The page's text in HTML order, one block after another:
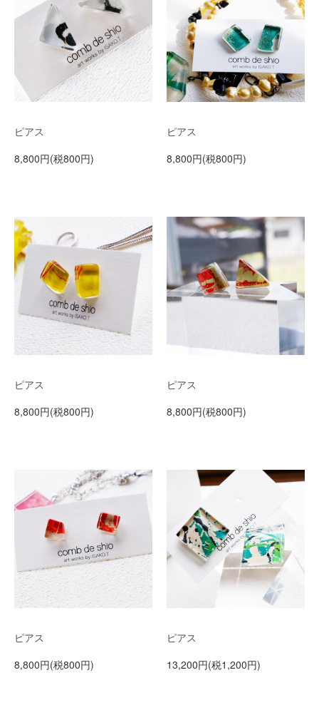
ピアス
8,800円(税800円)
ピアス
8,800円(税800円)
ピアス
8,800円(税800円)
ピアス
8,800円(税800円)
ピアス
8,800円(税800円)
ピアス
13,200円(税1,200円)